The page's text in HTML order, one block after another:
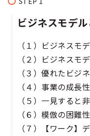
ビジネスモデ
（１）ビジネスモ
（２）ビジネスモ
（３）優れたビジ
（４）事業の成長性
（５）一見すると
（６）模倣の困難性
（７）【ワーク】